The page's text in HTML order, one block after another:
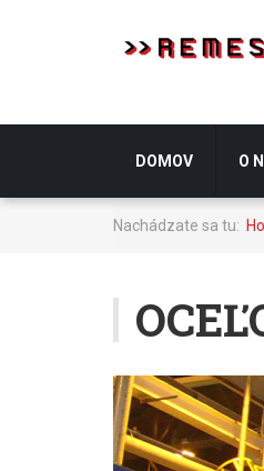
DOMOV O
Nachádzate sa tu: